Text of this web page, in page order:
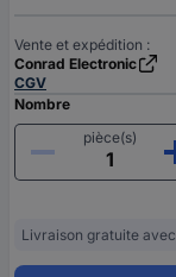
Vente et expédition :
Conrad Electronic
CGV
Nombre
pièce(s)
Livraison gratuite avec